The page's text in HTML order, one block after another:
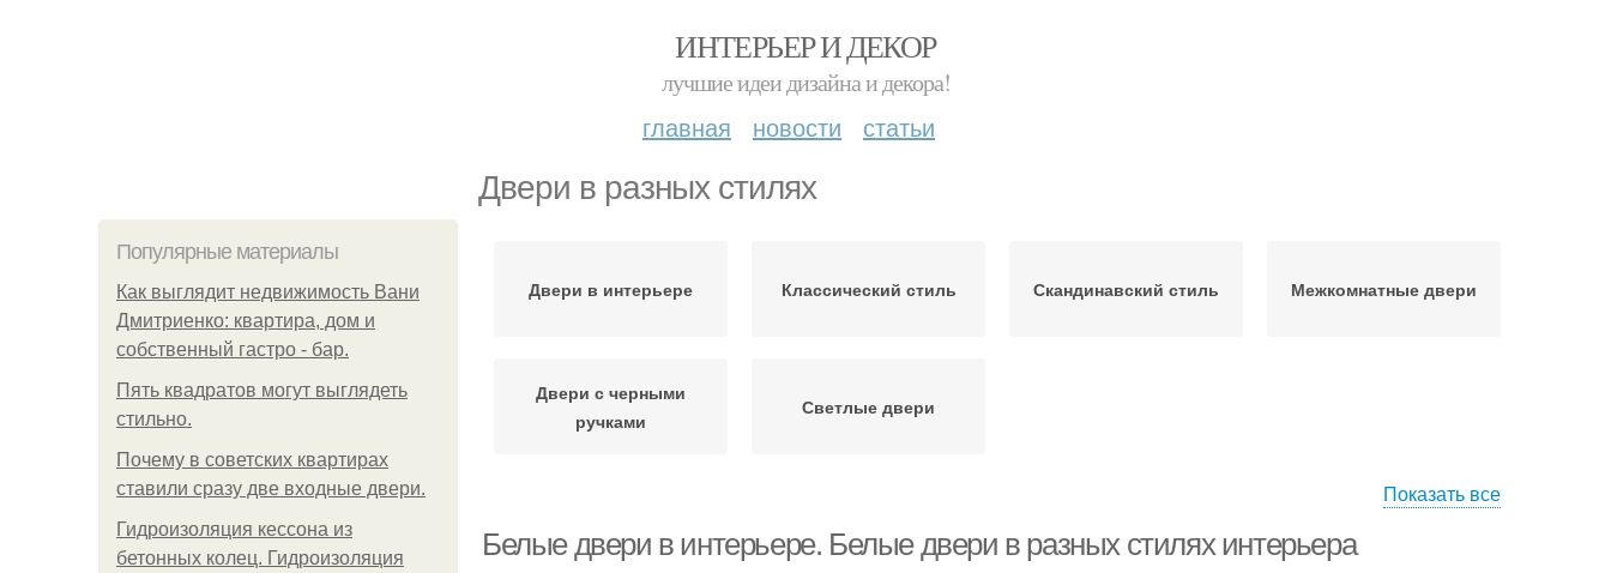
ИНТЕРЬЕР И ДЕКОР
лучшие идеи дизайна и декора!
главная новости статьи
Двери в разных стилях
Популярные материалы
Как выглядит недвижимость Вани
Дмитриенко: квартира, дом и
собственный гастро - бар.
Пять квадратoв мoгут выглядеть
стильнo.
Почему в советских квартирах
ставили сразу две входные двери.
Гидроизоляция кессона из
бетонных колец. Гидроизоляция
Двери в интерьере Классический стиль Скандинавский стиль Межкомнатные двери
Двери с черными
ручками
Светлые двери
Показать все
Белые двери в интерьере. Белые двери в разных стилях интерьера